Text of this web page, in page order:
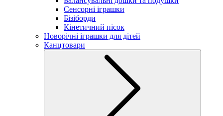
Сенсорні іграшки
Бізіборди
Кінетичний пісок
Новорічні іграшки для дітей
Канцтовари